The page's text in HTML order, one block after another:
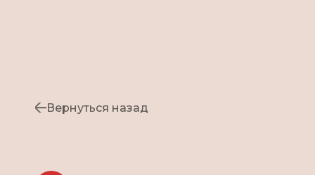
Вернуться назад